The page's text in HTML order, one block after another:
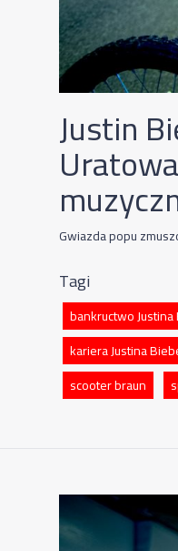
Justin
Gwiazda popu
Tagi
bankructwo
kariera Justina
scooter braun